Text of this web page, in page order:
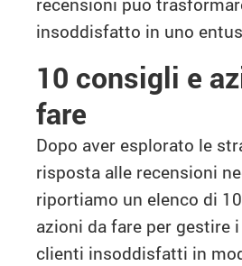
insoddisfatto in uno
10 consigli e
fare
Dopo aver esplorato le
risposta alle recensioni
riportiamo un elenco di
azioni da fare per gestire
clienti insoddisfatti in